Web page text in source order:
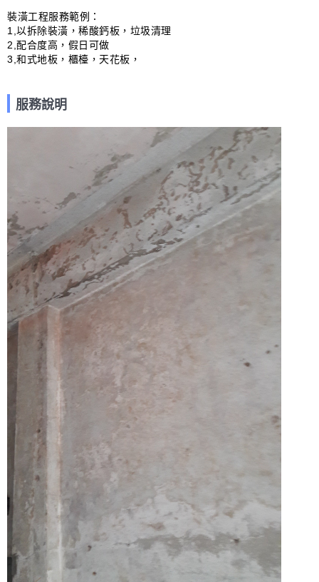
裝潢工程服務範例：
1,以拆除裝潢，稀酸鈣板，垃圾清理
2,配合度高，假日可做
3,和式地板，櫃檯，天花板，
服務說明